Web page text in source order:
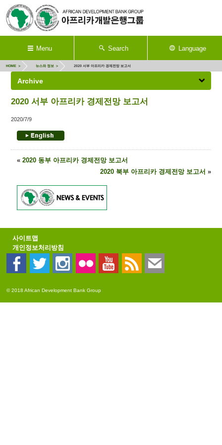
Menu Search Language
HOME 뉴스와 정보 2020 서부 아프리카 경제전망 보고서
Archive
2020 서부 아프리카 경제전망 보고서
2020/7/9
«2020 동부 아프리카 경제전망 보고서
2020 북부 아프리카 경제전망 보고서 »
사이트맵
개인정보처리방침
© 2018 African Development Bank Group